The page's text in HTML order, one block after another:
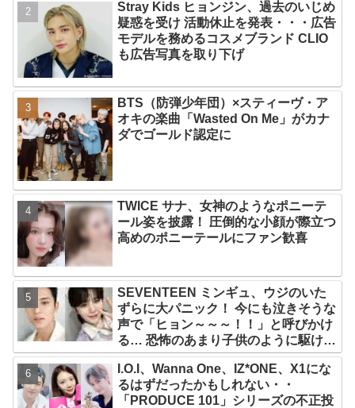
Stray Kids ヒョンジン、過去のいじめ
疑惑を受け 活動休止を発表・・・広告
モデルを務めるコスメブランド CLIO
も広告写真を取り下げ
BTS（防弾少年団）×スティーヴ・ア
オキの楽曲「Wasted On Me」がカナ
ダでゴールド認定に
TWICE サナ、女神のようなポニーテ
ール姿を披露！ 圧倒的な小顔が際立つ
高めのポニーテールにファン歓喜
SEVENTEEN ミンギュ、ウジのいた
ずらに大パニック！ 今にも泣きそうな
声で「ヒョン～～～！！」と呼びかけ
る… 恐怖のあまり子供のように駆け出
す姿がかわいい
I.O.I、Wanna One、IZ*ONE、X1にな
るはずだったかもしれない・・
「PRODUCE 101」シリーズの不正投